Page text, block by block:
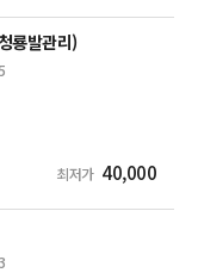
룡발관리)
최저가 40,000